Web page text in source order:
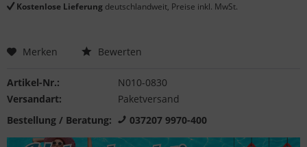
Kostenlose Lieferung deutschlandweit, Preise inkl. MwSt.
Merken Bewerten
Artikel-Nr.:
N010-0830
Versandart:
Paketversand
Bestellung / Beratung:
037207 9970-400